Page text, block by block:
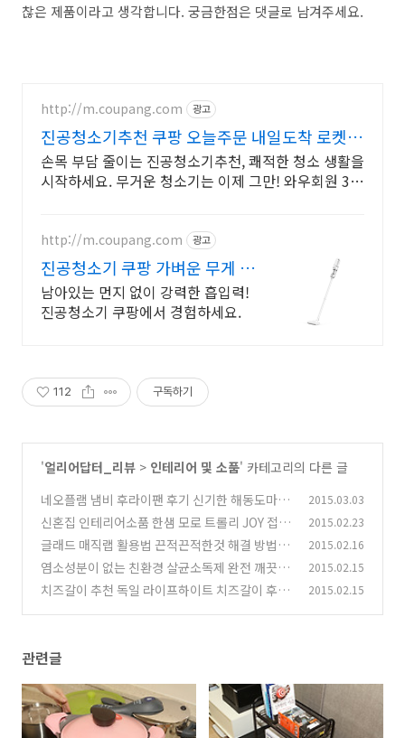
찮은 제품이라고 생각합니다. 궁금한점은 댓글로 남겨주세요.
http://m.coupang.com 광고
진공청소기추천 쿠팡 오늘주문 내일도착 로켓배
송
손목 부담 줄이는 진공청소기추천, 쾌적한 청소 생활을
시작하세요. 무거운 청소기는 이제 그만! 와우회원 30
http://m.coupang.com 광고
진공청소기 쿠팡 가벼운 무게 편
리한 조작감
남아있는 먼지 없이 강력한 흡입력!
진공청소기 쿠팡에서 경험하세요.
112 구독하기
'얼리어답터_리뷰 > 인테리어 및 소품' 카테고리의 다른 글
네오플램 냄비 후라이팬 후기 신기한 해동도마
(0)
2015.03.03
신혼집 인테리어소품 한샘 모로 트롤리 JOY 접시
(4)
2015.02.23
글래드 매직랩 활용법 끈적끈적한것 해결 방법
(8)
2015.02.16
염소성분이 없는 친환경 살균소독제 완전 깨끗해
(0)
2015.02.15
치즈갈이 추천 독일 라이프하이트 치즈갈이 후기 2015.02.15
관련글